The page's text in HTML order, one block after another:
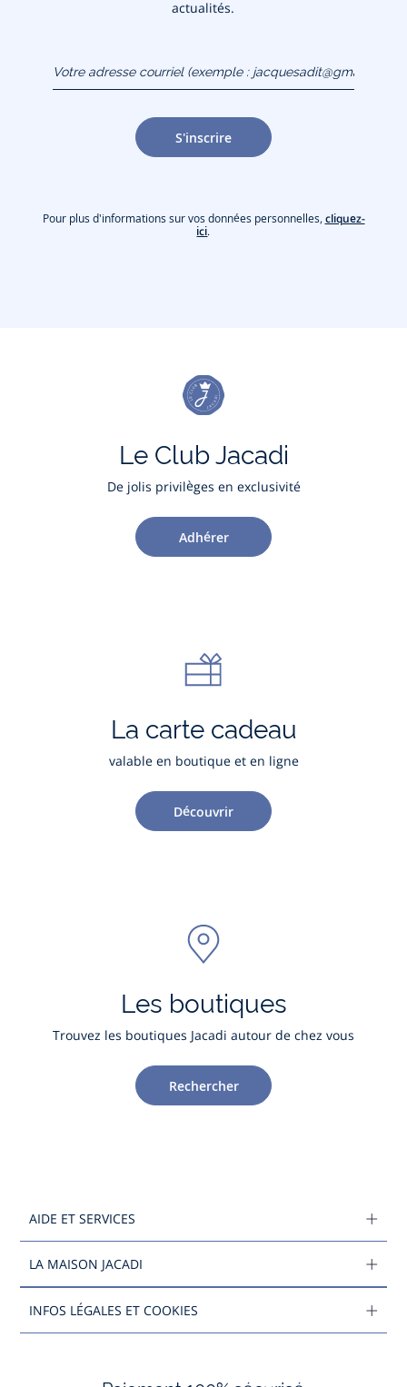
actualités.
(exemple :
jacquesadit@gmail.com)
S'inscrire
Pour plus d'informations sur vos données personnelles, cliquez-
ici.
Le Club Jacadi
De jolis privilèges en exclusivité
Adhérer
La carte cadeau
valable en boutique et en ligne
Découvrir
Les boutiques
Trouvez les boutiques Jacadi autour de chez vous
Rechercher
AIDE ET SERVICES
LA MAISON JACADI
INFOS LÉGALES ET COOKIES